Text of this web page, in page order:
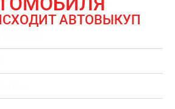
АВТОВЫКУП